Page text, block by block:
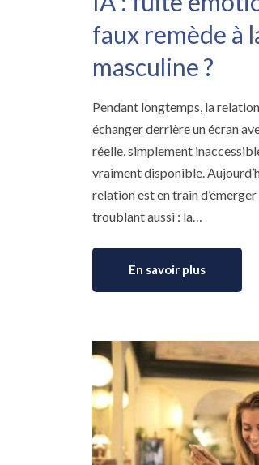
faux remède à
masculine ?
Pendant longtemps, la
échanger derrière un écran
réelle, simplement
vraiment disponible.
relation est en train
troublant aussi : la…
En savoir plus